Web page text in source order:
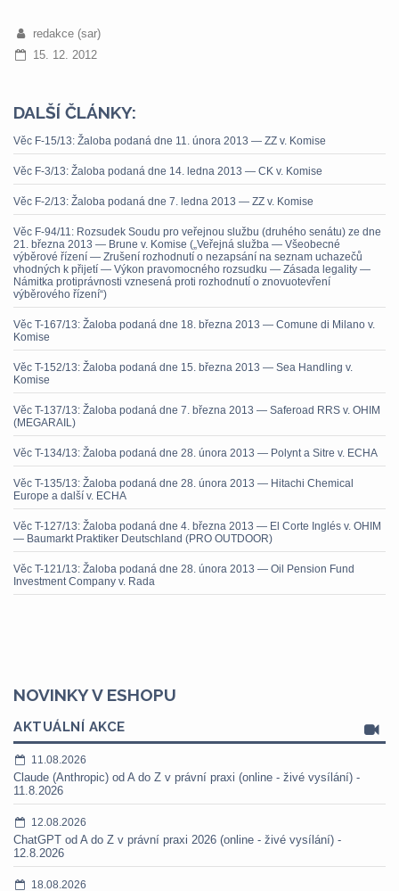
redakce (sar)
15. 12. 2012
DALŠÍ ČLÁNKY:
Věc F-15/13: Žaloba podaná dne 11. února 2013 — ZZ v. Komise
Věc F-3/13: Žaloba podaná dne 14. ledna 2013 — CK v. Komise
Věc F-2/13: Žaloba podaná dne 7. ledna 2013 — ZZ v. Komise
Věc F-94/11: Rozsudek Soudu pro veřejnou službu (druhého senátu) ze dne
21. března 2013 — Brune v. Komise („Veřejná služba — Všeobecné
výběrové řízení — Zrušení rozhodnutí o nezapsání na seznam uchazečů
vhodných k přijetí — Výkon pravomocného rozsudku — Zásada legality —
Námitka protiprávnosti vznesená proti rozhodnutí o znovuotevření
výběrového řízení“)
Věc T-167/13: Žaloba podaná dne 18. března 2013 — Comune di Milano v.
Komise
Věc T-152/13: Žaloba podaná dne 15. března 2013 — Sea Handling v.
Komise
Věc T-137/13: Žaloba podaná dne 7. března 2013 — Saferoad RRS v. OHIM
(MEGARAIL)
Věc T-134/13: Žaloba podaná dne 28. února 2013 — Polynt a Sitre v. ECHA
Věc T-135/13: Žaloba podaná dne 28. února 2013 — Hitachi Chemical
Europe a další v. ECHA
Věc T-127/13: Žaloba podaná dne 4. března 2013 — El Corte Inglés v. OHIM
— Baumarkt Praktiker Deutschland (PRO OUTDOOR)
Věc T-121/13: Žaloba podaná dne 28. února 2013 — Oil Pension Fund
Investment Company v. Rada
NOVINKY V ESHOPU
AKTUÁLNÍ AKCE
11.08.2026
Claude (Anthropic) od A do Z v právní praxi (online - živé vysílání) -
11.8.2026
12.08.2026
ChatGPT od A do Z v právní praxi 2026 (online - živé vysílání) -
12.8.2026
18.08.2026